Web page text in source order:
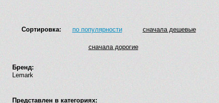
Сортировка: по популярности сначала дешевые
сначала дорогие
Бренд:
Lemark
Представлен в категориях: